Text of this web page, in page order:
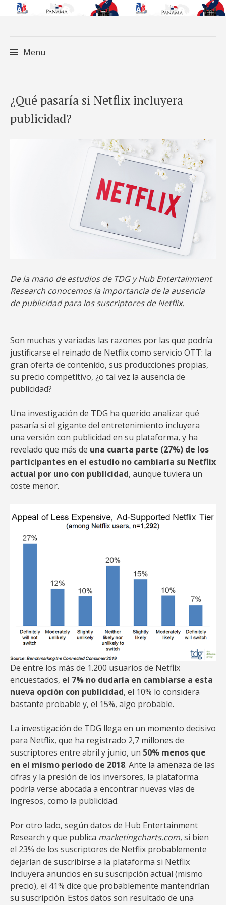
Menu
to
content
¿Qué pasaría si Netflix incluyera
publicidad?
De la mano de estudios de TDG y Hub Entertainment
Research conocemos la importancia de la ausencia
de publicidad para los suscriptores de Netflix.
Son muchas y variadas las razones por las que podría
justificarse el reinado de Netflix como servicio OTT: la
gran oferta de contenido, sus producciones propias,
su precio competitivo, ¿o tal vez la ausencia de
publicidad?
Una investigación de TDG ha querido analizar qué
pasaría si el gigante del entretenimiento incluyera
una versión con publicidad en su plataforma, y ha
revelado que más de una cuarta parte (27%) de los
participantes en el estudio no cambiaría su Netflix
actual por uno con publicidad, aunque tuviera un
coste menor.
De entre los más de 1.200 usuarios de Netflix
encuestados, el 7% no dudaría en cambiarse a esta
nueva opción con publicidad, el 10% lo considera
bastante probable y, el 15%, algo probable.
La investigación de TDG llega en un momento decisivo
para Netflix, que ha registrado 2,7 millones de
suscriptores entre abril y junio, un 50% menos que
en el mismo periodo de 2018. Ante la amenaza de las
cifras y la presión de los inversores, la plataforma
podría verse abocada a encontrar nuevas vías de
ingresos, como la publicidad.
Por otro lado, según datos de Hub Entertainment
Research y que publica marketingcharts.com, si bien
el 23% de los suscriptores de Netflix probablemente
dejarían de suscribirse a la plataforma si Netflix
incluyera anuncios en su suscripción actual (mismo
precio), el 41% dice que probablemente mantendrían
su suscripción. Estos datos son resultado de una